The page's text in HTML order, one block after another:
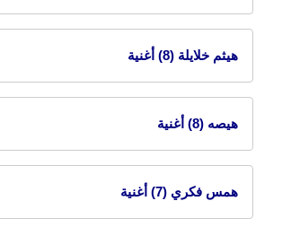
هيثم خلايلة (8) أغنية
هيصه (8) أغنية
همس فكري (7) أغنية